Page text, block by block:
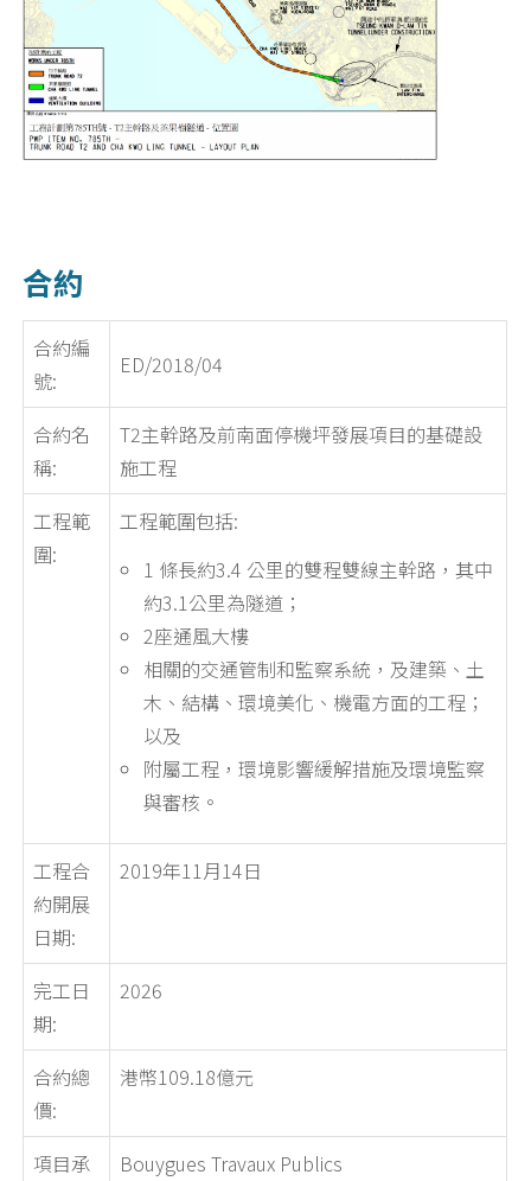
合約
合約編
號:
ED/2018/04
合約名
稱:
T2主幹路及前南面停機坪發展項目的基礎設
施工程
工程範
圍:
工程範圍包括:
1 條長約3.4 公里的雙程雙線主幹路，其中
約3.1公里為隧道；
2座通風大樓
相關的交通管制和監察系統，及建築、土
木、結構、環境美化、機電方面的工程；
以及
附屬工程，環境影響緩解措施及環境監察
與審核。
工程合
約開展
日期:
2019年11月14日
完工日
期:
2026
合約總
價:
港幣109.18億元
項目承
Bouygues Travaux Publics